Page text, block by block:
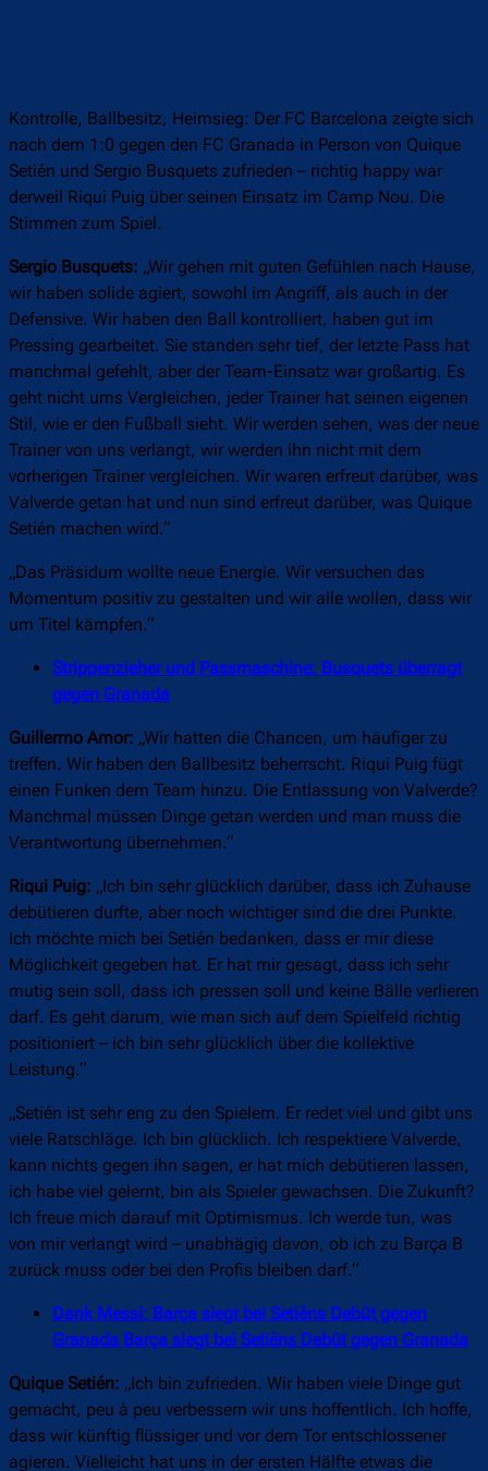
Kontrolle, Ballbesitz, Heimsieg: Der FC Barcelona zeigte sich
nach dem 1:0 gegen den FC Granada in Person von Quique
Setién und Sergio Busquets zufrieden – richtig happy war
derweil Riqui Puig über seinen Einsatz im Camp Nou. Die
Stimmen zum Spiel.
Sergio Busquets: „Wir gehen mit guten Gefühlen nach Hause,
wir haben solide agiert, sowohl im Angriff, als auch in der
Defensive. Wir haben den Ball kontrolliert, haben gut im
Pressing gearbeitet. Sie standen sehr tief, der letzte Pass hat
manchmal gefehlt, aber der Team-Einsatz war großartig. Es
geht nicht ums Vergleichen, jeder Trainer hat seinen eigenen
Stil, wie er den Fußball sieht. Wir werden sehen, was der neue
Trainer von uns verlangt, wir werden ihn nicht mit dem
vorherigen Trainer vergleichen. Wir waren erfreut darüber, was
Valverde getan hat und nun sind erfreut darüber, was Quique
Setién machen wird.“
„Das Präsidum wollte neue Energie. Wir versuchen das
Momentum positiv zu gestalten und wir alle wollen, dass wir
um Titel kämpfen.“
Strippenzieher und Passmaschine: Busquets überragt
gegen Granada
Guillermo Amor: „Wir hatten die Chancen, um häufiger zu
treffen. Wir haben den Ballbesitz beherrscht. Riqui Puig fügt
einen Funken dem Team hinzu. Die Entlassung von Valverde?
Manchmal müssen Dinge getan werden und man muss die
Verantwortung übernehmen.“
Riqui Puig: „Ich bin sehr glücklich darüber, dass ich Zuhause
debütieren durfte, aber noch wichtiger sind die drei Punkte.
Ich möchte mich bei Setién bedanken, dass er mir diese
Möglichkeit gegeben hat. Er hat mir gesagt, dass ich sehr
mutig sein soll, dass ich pressen soll und keine Bälle verlieren
darf. Es geht darum, wie man sich auf dem Spielfeld richtig
positioniert – ich bin sehr glücklich über die kollektive
Leistung.“
„Setién ist sehr eng zu den Spielern. Er redet viel und gibt uns
viele Ratschläge. Ich bin glücklich. Ich respektiere Valverde,
kann nichts gegen ihn sagen, er hat mich debütieren lassen,
ich habe viel gelernt, bin als Spieler gewachsen. Die Zukunft?
Ich freue mich darauf mit Optimismus. Ich werde tun, was
von mir verlangt wird – unabhägig davon, ob ich zu Barça B
zurück muss oder bei den Profis bleiben darf.“
Dank Messi: Barça siegt bei Setiéns Debüt gegen
Granada Barça siegt bei Setiéns Debüt gegen Granada
Quique Setién: „Ich bin zufrieden. Wir haben viele Dinge gut
gemacht, peu à peu verbessern wir uns hoffentlich. Ich hoffe,
dass wir künftig flüssiger und vor dem Tor entschlossener
agieren. Vielleicht hat uns in der ersten Hälfte etwas die